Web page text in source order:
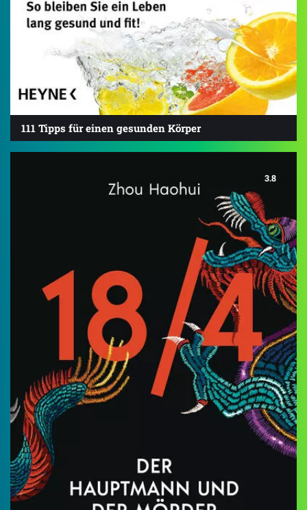
111 Tipps für einen gesunden Körper
3.8